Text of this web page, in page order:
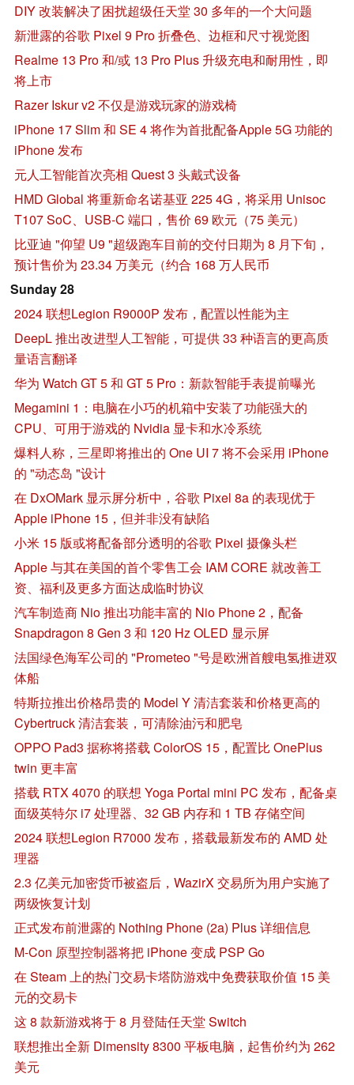
DIY 改装解决了困扰超级任天堂 30 多年的一个大问题
新泄露的谷歌 Pixel 9 Pro 折叠色、边框和尺寸视觉图
Realme 13 Pro 和/或 13 Pro Plus 升级充电和耐用性，即
将上市
Razer Iskur v2 不仅是游戏玩家的游戏椅
iPhone 17 Slim 和 SE 4 将作为首批配备Apple 5G 功能的
iPhone 发布
元人工智能首次亮相 Quest 3 头戴式设备
HMD Global 将重新命名诺基亚 225 4G，将采用 Unisoc
T107 SoC、USB-C 端口，售价 69 欧元（75 美元）
比亚迪 "仰望 U9 "超级跑车目前的交付日期为 8 月下旬，
预计售价为 23.34 万美元（约合 168 万人民币
Sunday 28
2024 联想Legion R9000P 发布，配置以性能为主
DeepL 推出改进型人工智能，可提供 33 种语言的更高质
量语言翻译
华为 Watch GT 5 和 GT 5 Pro：新款智能手表提前曝光
Megamini 1：电脑在小巧的机箱中安装了功能强大的
CPU、可用于游戏的 Nvidia 显卡和水冷系统
爆料人称，三星即将推出的 One UI 7 将不会采用 iPhone
的 "动态岛 "设计
在 DxOMark 显示屏分析中，谷歌 Pixel 8a 的表现优于
Apple iPhone 15，但并非没有缺陷
小米 15 版或将配备部分透明的谷歌 Pixel 摄像头栏
Apple 与其在美国的首个零售工会 IAM CORE 就改善工
资、福利及更多方面达成临时协议
汽车制造商 Nio 推出功能丰富的 Nio Phone 2，配备
Snapdragon 8 Gen 3 和 120 Hz OLED 显示屏
法国绿色海军公司的 "Prometeo "号是欧洲首艘电氢推进双
体船
特斯拉推出价格昂贵的 Model Y 清洁套装和价格更高的
Cybertruck 清洁套装，可清除油污和肥皂
OPPO Pad3 据称将搭载 ColorOS 15，配置比 OnePlus
twin 更丰富
搭载 RTX 4070 的联想 Yoga Portal mini PC 发布，配备桌
面级英特尔 i7 处理器、32 GB 内存和 1 TB 存储空间
2024 联想Legion R7000 发布，搭载最新发布的 AMD 处
理器
2.3 亿美元加密货币被盗后，WazirX 交易所为用户实施了
两级恢复计划
正式发布前泄露的 Nothing Phone (2a) Plus 详细信息
M-Con 原型控制器将把 iPhone 变成 PSP Go
在 Steam 上的热门交易卡塔防游戏中免费获取价值 15 美
元的交易卡
这 8 款新游戏将于 8 月登陆任天堂 Switch
联想推出全新 Dimensity 8300 平板电脑，起售价约为 262
美元